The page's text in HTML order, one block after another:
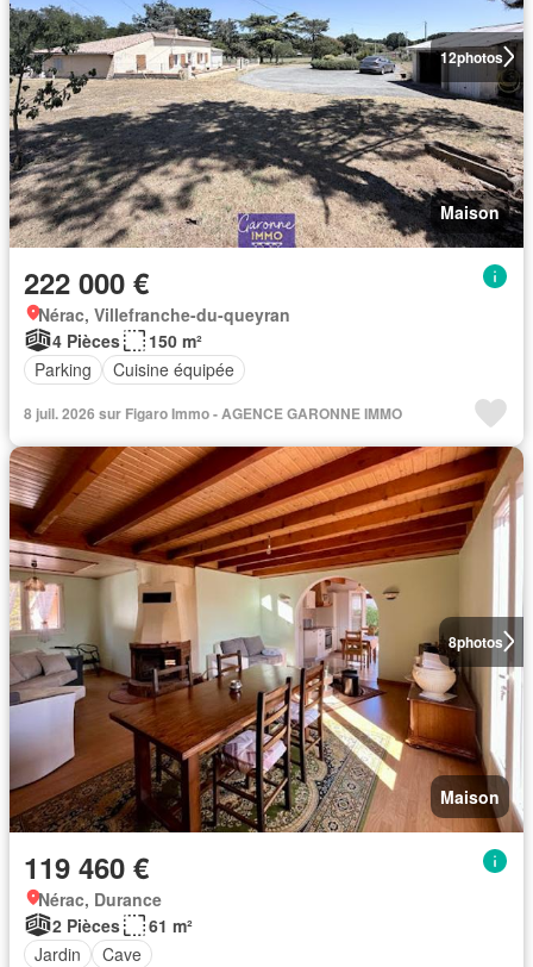
12photos
Maison
222 000 €
Nérac, Villefranche-du-queyran
4 Pièces
150 m²
Parking
Cuisine équipée
8 juil. 2026 sur Figaro Immo - AGENCE GARONNE IMMO
8photos
Maison
119 460 €
Nérac, Durance
2 Pièces
61 m²
Jardin
Cave